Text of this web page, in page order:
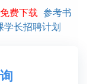
费下载 参考书
学长招聘计划